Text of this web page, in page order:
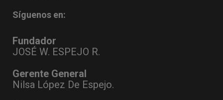
Síguenos en:
Fundador
JOSÉ W. ESPEJO R.
Gerente General
Nilsa López De Espejo.